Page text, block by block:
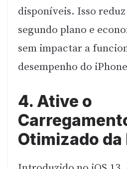
disponíveis. Isso
segundo plano e
sem impactar a
desempenho do
4. Ative o
Otimizado da